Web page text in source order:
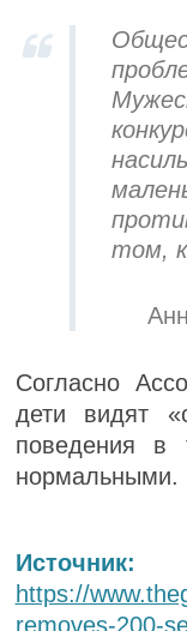
том,
Согласно
дети видят
поведения в
нормальными.
Источник:
https://
removes-200-